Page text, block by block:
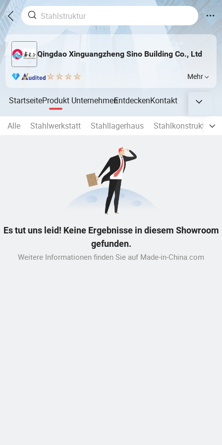
Qingdao Xinguangzheng Sino Building Co., Ltd
Mehr
StartseiteProdukt UnternehmenEntdeckenKontakt
Alle Stahlwerkstatt Stahllagerhaus Stahlkonstruktion
Es tut uns leid! Keine Ergebnisse in diesem Showroom
gefunden.
Weitere Informationen finden Sie auf Made-in-China.com